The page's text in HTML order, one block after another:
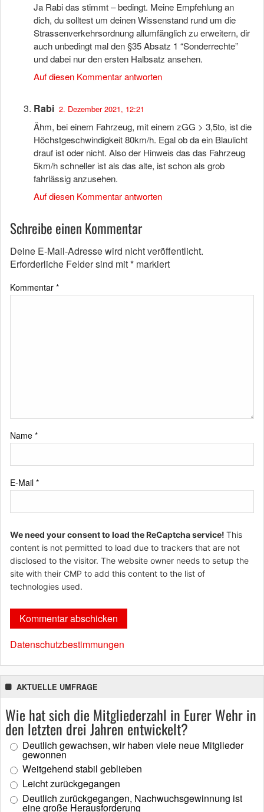
Ja Rabi das stimmt – bedingt. Meine Empfehlung an
dich, du solltest um deinen Wissenstand rund um die
Strassenverkehrsordnung allumfänglich zu erweitern, dir
auch unbedingt mal den §35 Absatz 1 “Sonderrechte”
und dabei nur den ersten Halbsatz ansehen.
Auf diesen Kommentar antworten
Rabi 2. Dezember 2021, 12:21
Ähm, bei einem Fahrzeug, mit einem zGG > 3,5to, ist die
Höchstgeschwindigkeit 80km/h. Egal ob da ein Blaulicht
drauf ist oder nicht. Also der Hinweis das das Fahrzeug
5km/h schneller ist als das alte, ist schon als grob
fahrlässig anzusehen.
Auf diesen Kommentar antworten
Schreibe einen Kommentar
Deine E-Mail-Adresse wird nicht veröffentlicht.
Erforderliche Felder sind mit* markiert
Kommentar *
Name *
E-Mail *
We need your consent to load the ReCaptcha service! This
content is not permitted to load due to trackers that are not
disclosed to the visitor. The website owner needs to setup the
site with their CMP to add this content to the list of
technologies used.
Datenschutzbestimmungen
AKTUELLE UMFRAGE
Wie hat sich die Mitgliederzahl in Eurer Wehr in
den letzten drei Jahren entwickelt?
Deutlich gewachsen, wir haben viele neue Mitglieder
gewonnen
Weitgehend stabil geblieben
Leicht zurückgegangen
Deutlich zurückgegangen, Nachwuchsgewinnung ist
eine große Herausforderung